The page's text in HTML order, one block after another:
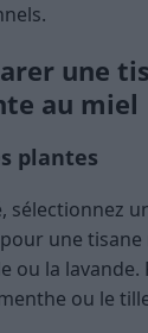
une
au miel
plantes
sélectionnez
une tisane
ou la lavande.
ou le